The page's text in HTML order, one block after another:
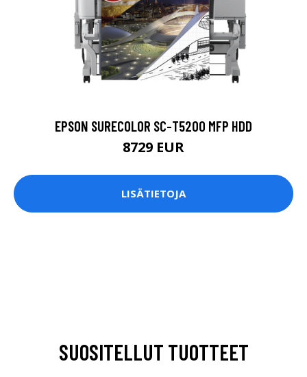
EPSON SURECOLOR SC-T5200 MFP HDD
8729 EUR
LISÄTIETOJA
SUOSITELLUT TUOTTEET